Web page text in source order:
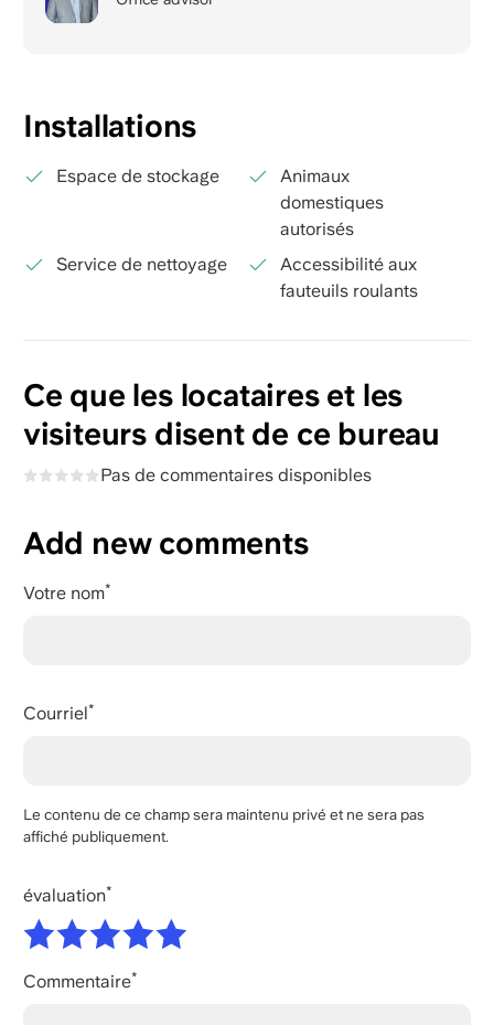
Installations
Espace de stockage
Animaux
domestiques
autorisés
Service de nettoyage
Accessibilité aux
fauteuils roulants
Ce que les locataires et les
visiteurs disent de ce bureau
Pas de commentaires disponibles
Add new comments
Votre nom
Courriel
Le contenu de ce champ sera maintenu privé et ne sera pas
affiché publiquement.
évaluation
Commentaire